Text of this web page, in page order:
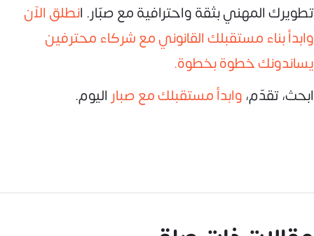
تطويرك المهني بثقة واحترافية مع صبّار. انطلق الآن
وابدأ بناء مستقبلك القانوني مع شركاء محترفين
يساندونك خطوة بخطوة.
ابحث، تقدّم،وابدأ مستقبلك مع صبار اليوم.